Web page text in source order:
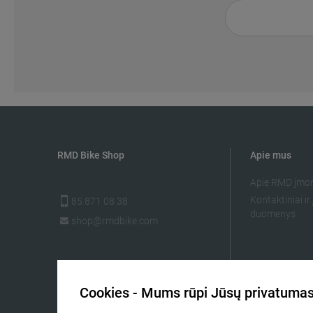
RMD Bike Shop
85 871 08 38
shop@rmdbike.com
Apie mus
Apie RMD
Kontaktiniai ir
duomenys
Cookies - Mums rūpi Jūsų